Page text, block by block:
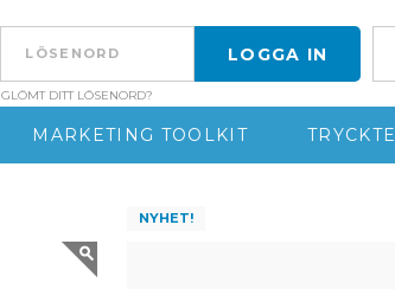
GLÖMT DITT LÖSENORD?
MARKETING TOOLKIT
NYHET!